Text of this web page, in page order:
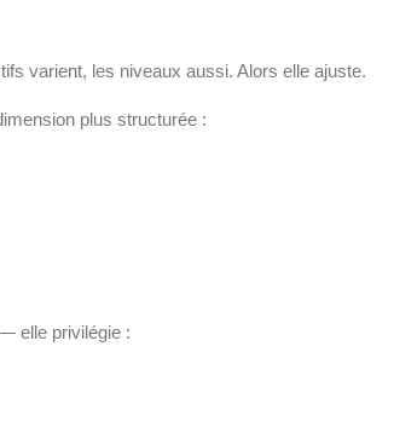
varient, les niveaux aussi. Alors elle ajuste.
plus structurée :
elle privilégie :